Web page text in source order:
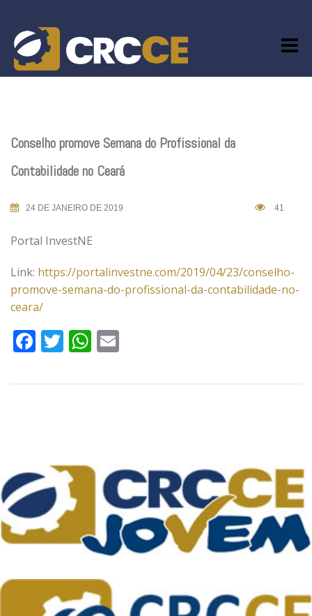
content
Conselho promove Semana do Profissional da
Contabilidade no Ceará
24 DE JANEIRO DE 2019 41
Portal InvestNE
Link: https://portalinvestne.com/2019/04/23/conselho-
promove-semana-do-profissional-da-contabilidade-no-
ceara/
Facebook
TwitterWhatsApp